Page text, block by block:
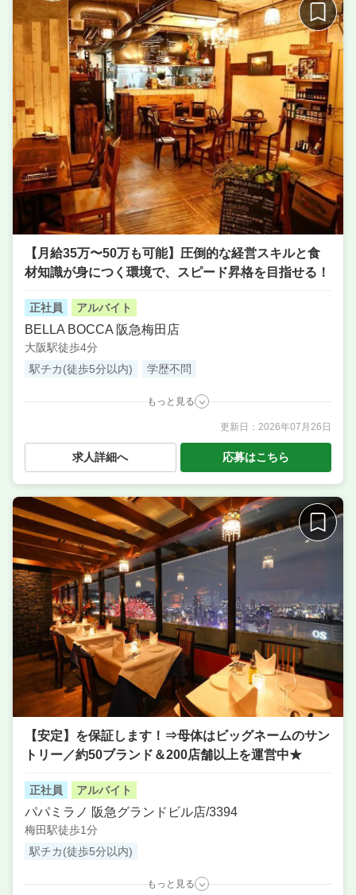
40席〜50席
単価 4000円〜5000円
【月給35万〜50万も可能】圧倒的な経営スキルと食
材知識が身につく環境で、スピード昇格を目指せる！
正社員 アルバイト
BELLA BOCCA 阪急梅田店
大阪駅徒歩4分
駅チカ(徒歩5分以内)
学歴不問
もっと見る
店長候補・マネージャー ／ サービス・ホール ／ 調
理・キッチンスタッフ・板前 ／ 料理長候補（シェ
フ・板長など）
業態 イタリアンファーマーズバル
住所 大阪府大阪市北区芝田町1-3-13 シバタビル B1F
席数 40席〜50席
単価 3000円〜4000円
更新日： 2026年07月26日
求人詳細へ 応募はこちら
【安定】を保証します！⇒母体はビッグネームのサン
トリー／約50ブランド＆200店舗以上を運営中★
正社員 アルバイト
パパミラノ 阪急グランドビル店/3394
梅田駅徒歩1分
駅チカ(徒歩5分以内)
もっと見る